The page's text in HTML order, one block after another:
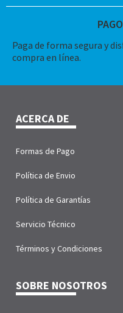
Paga de forma segura y
compra en línea.
ACERCA DE
Formas de Pago
Política de Envio
Política de Garantías
Servicio Técnico
Términos y Condiciones
SOBRE NOSOTROS